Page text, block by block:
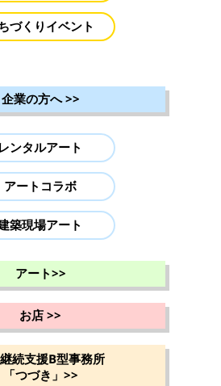
づくりイベント
企業の方へ>>
レンタルアート
アートコラボ
築現場アート
アート>>
お店>>
続支援B型事務所
「つづき」 >>